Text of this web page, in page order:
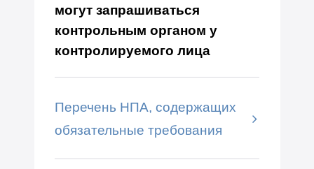
могут запрашиваться
контрольным органом у
контролируемого лица
Перечень НПА, содержащих
обязательные требования